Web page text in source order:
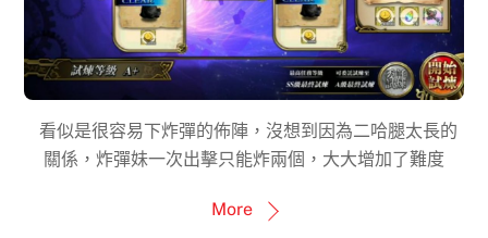
看似是很容易下炸彈的佈陣，沒想到因為二哈腿太長的
關係，炸彈妹一次出擊只能炸兩個，大大增加了難度
More